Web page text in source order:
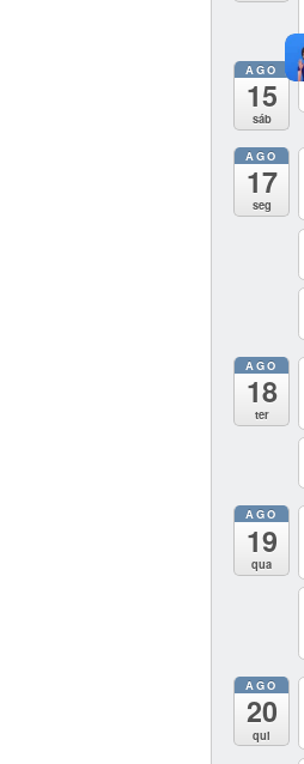
AGO
15
sáb
AGO
17
seg
AGO
18
ter
AGO
19
qua
AGO
20
qui